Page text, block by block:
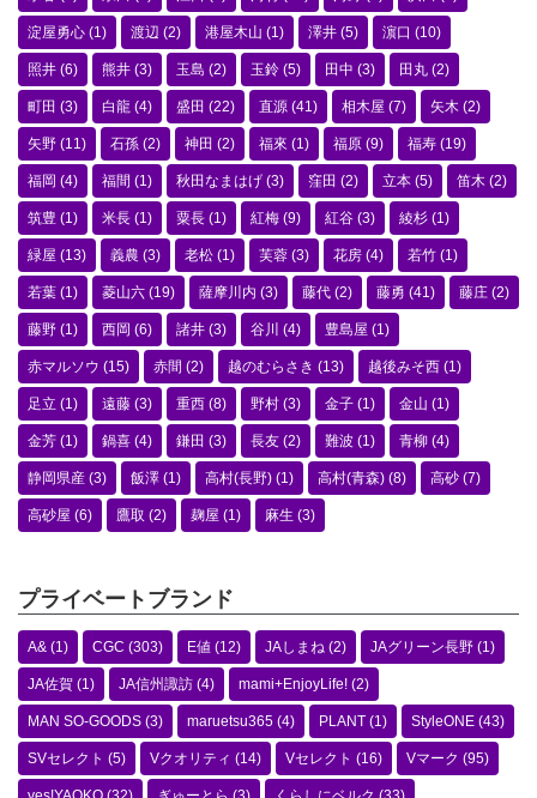
淀屋勇心 (1) 渡辺 (2) 港屋木山 (1) 澤井 (5) 濵口 (10)
照井 (6) 熊井 (3) 玉島 (2) 玉鈴 (5) 田中 (3) 田丸 (2)
町田 (3) 白龍 (4) 盛田 (22) 直源 (41) 相木屋 (7) 矢木 (2)
矢野 (11) 石孫 (2) 神田 (2) 福來 (1) 福原 (9) 福寿 (19)
福岡 (4) 福間 (1) 秋田なまはげ (3) 窪田 (2) 立本 (5) 笛木 (2)
筑豊 (1) 米長 (1) 粟長 (1) 紅梅 (9) 紅谷 (3) 綾杉 (1)
緑屋 (13) 義農 (3) 老松 (1) 芙蓉 (3) 花房 (4) 若竹 (1)
若葉 (1) 菱山六 (19) 薩摩川内 (3) 藤代 (2) 藤勇 (41) 藤庄 (2)
藤野 (1) 西岡 (6) 諸井 (3) 谷川 (4) 豊島屋 (1)
赤マルソウ (15) 赤間 (2) 越のむらさき (13) 越後みそ西 (1)
足立 (1) 遠藤 (3) 重西 (8) 野村 (3) 金子 (1) 金山 (1)
金芳 (1) 鍋喜 (4) 鎌田 (3) 長友 (2) 難波 (1) 青柳 (4)
静岡県産 (3) 飯澤 (1) 高村(長野) (1) 高村(青森) (8) 高砂 (7)
高砂屋 (6) 鷹取 (2) 麹屋 (1) 麻生 (3)
プライベートブランド
A& (1) CGC (303) E値 (12) JAしまね (2) JAグリーン長野 (1)
JA佐賀 (1) JA信州諏訪 (4) mami+EnjoyLife! (2)
MAN SO-GOODS (3) maruetsu365 (4) PLANT (1) StyleONE (43)
SVセレクト (5) Vクオリティ (14) Vセレクト (16) Vマーク (95)